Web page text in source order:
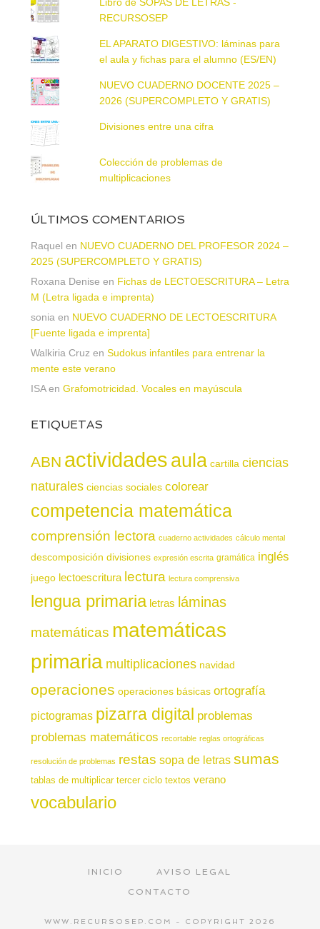
RECURSOSEP
EL APARATO DIGESTIVO: láminas para
el aula y fichas para el alumno (ES/EN)
NUEVO CUADERNO DOCENTE 2025 –
2026 (SUPERCOMPLETO Y GRATIS)
Divisiones entre una cifra
Colección de problemas de
multiplicaciones
ÚLTIMOS COMENTARIOS
Raquel en NUEVO CUADERNO DEL PROFESOR 2024 –
2025 (SUPERCOMPLETO Y GRATIS)
Roxana Denise en Fichas de LECTOESCRITURA – Letra
M (Letra ligada e imprenta)
sonia en NUEVO CUADERNO DE LECTOESCRITURA
[Fuente ligada e imprenta]
Walkiria Cruz en Sudokus infantiles para entrenar la
mente este verano
ISAen Grafomotricidad. Vocales en mayúscula
ETIQUETAS
ABN actividadesaula cartilla ciencias
naturales ciencias sociales colorear
competencia matemática
comprensión lectora cuaderno actividades cálculo mental
descomposición divisiones expresión escrita gramática inglés
juego lectoescritura lectura lectura comprensiva
lengua primaria letras láminas
matemáticas matemáticas
primaria multiplicaciones navidad
operaciones operaciones básicas ortografía
pictogramas pizarra digital problemas
problemas matemáticos recortable reglas ortográficas
resolución de problemas restas sopa de letras sumas
tablas de multiplicar tercer ciclo textos verano
vocabulario
INICIO
AVISO LEGAL
CONTACTO
WWW.RECURSOSEP.COM - COPYRIGHT 2026